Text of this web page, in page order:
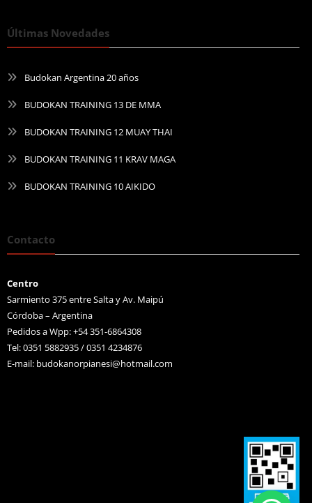
Últimas Novedades
Budokan Argentina 20 años
BUDOKAN TRAINING 13 DE MMA
BUDOKAN TRAINING 12 MUAY THAI
BUDOKAN TRAINING 11 KRAV MAGA
BUDOKAN TRAINING 10 AIKIDO
Contacto
Centro
Sarmiento 375 entre Salta y Av. Maipú
Córdoba – Argentina
Pedidos a Wpp: +54 351-6864308
Tel: 0351 5882935 / 0351 4234876
E-mail: budokanorpianesi@hotmail.com